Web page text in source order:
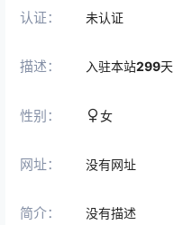
认证： 未认证
描述： 入驻本站299天
性别： 女
网址： 没有网址
简介： 没有描述